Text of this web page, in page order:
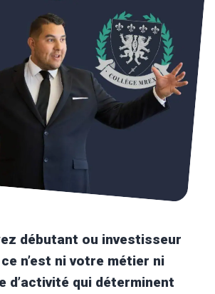
débutant ou investisseur
n’est ni votre métier ni
d’activité qui déterminent